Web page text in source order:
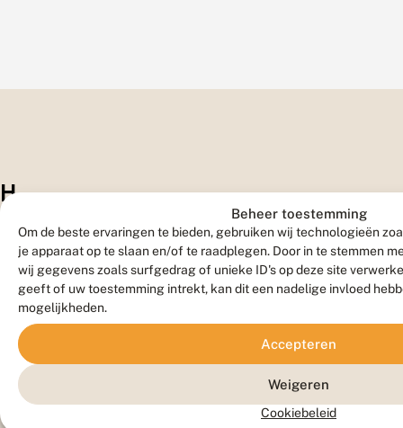
Beheer toestemming
Om de beste ervaringen te bieden, gebruiken wij technologieën
je apparaat op te slaan en/of te raadplegen. Door in te stemmen
wij gegevens zoals surfgedrag of unieke ID's op deze site
geeft of uw toestemming intrekt, kan dit een nadelige invloed
mogelijkheden.
Accepteren
Weigeren
Cookiebeleid
H
bi
ta
Waardplanten